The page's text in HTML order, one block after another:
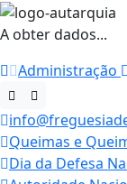
A obter dados...
Administração
Queimas e
Dia da Defesa